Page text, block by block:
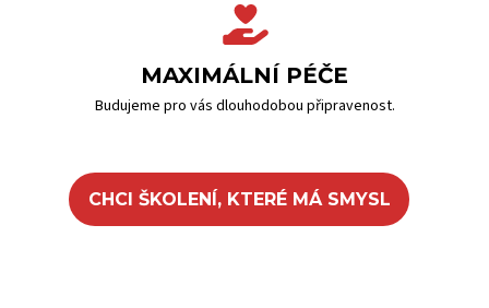
MAXIMÁLNÍ PÉČE
Budujeme pro vás dlouhodobou připravenost.
CHCI ŠKOLENÍ, KTERÉ MÁ SMYSL